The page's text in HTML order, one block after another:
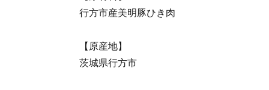
行方市産美明豚ひき肉
【原産地】
茨城県行方市